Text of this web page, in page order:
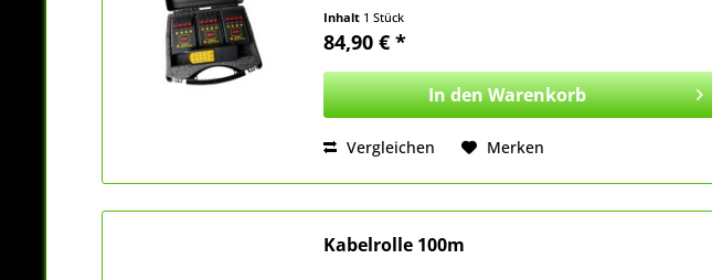
Inhalt 1 Stück
84,90 € *
In denWarenkorb
Vergleichen Merken
Kabelrolle 100m